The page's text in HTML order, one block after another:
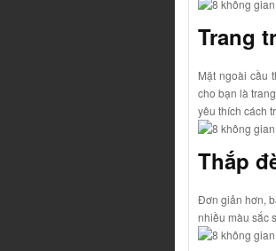
Trang
Mặt ngoài cầu
cho bạn là
yêu thích cách
Thắp
Đơn giản hơn,
nhiều màu sắc